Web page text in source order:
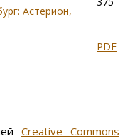
Астерион,
PDF
Creative Commons